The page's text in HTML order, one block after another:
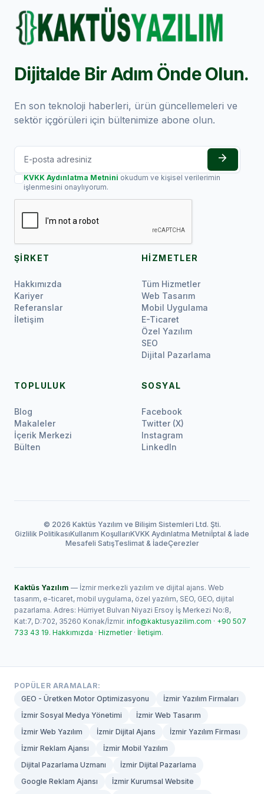
Dijitalde Bir Adım Önde Olun.
En son teknoloji haberleri, ürün güncellemeleri ve
sektör içgörüleri için bültenimize abone olun.
arrow_forward
KVKK Aydınlatma Metnini okudum ve kişisel verilerimin
işlenmesini onaylıyorum.
ŞİRKET
Hakkımızda
Kariyer
Referanslar
İletişim
HİZMETLER
Tüm Hizmetler
Web Tasarım
Mobil Uygulama
E-Ticaret
Özel Yazılım
SEO
Dijital Pazarlama
TOPLULUK
Blog
Makaleler
İçerik Merkezi
Bülten
SOSYAL
Facebook
Twitter (X)
Instagram
LinkedIn
© 2026 Kaktüs Yazılım ve Bilişim Sistemleri Ltd. Şti.
Gizlilik PolitikasıKullanım KoşullarıKVKK Aydınlatma Metniİptal & İade
Mesafeli SatışTeslimat & İadeÇerezler
Kaktüs Yazılım — İzmir merkezli yazılım ve dijital ajans. Web
tasarım, e-ticaret, mobil uygulama, özel yazılım, SEO, GEO, dijital
pazarlama. Adres: Hürriyet Bulvarı Niyazi Ersoy İş Merkezi No:8,
Kat:7, D:702, 35260 Konak/İzmir. info@kaktusyazilim.com · +90 507
733 43 19. Hakkımızda · Hizmetler· İletişim.
POPÜLER ARAMALAR:
GEO - Üretken Motor Optimizasyonu
İzmir Yazılım Firmaları
İzmir Sosyal Medya Yönetimi
İzmir Web Tasarım
İzmir Web Yazılım
İzmir Dijital Ajans
İzmir Yazılım Firması
İzmir Reklam Ajansı
İzmir Mobil Yazılım
Dijital Pazarlama Uzmanı
İzmir Dijital Pazarlama
Google Reklam Ajansı
İzmir Kurumsal Website